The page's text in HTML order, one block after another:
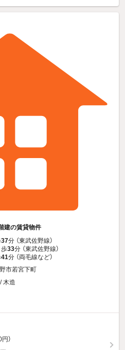
建の賃貸物件
37分 （東武佐野線）
33分 （東武佐野線）
41分 （両毛線など）
市若宮下町
木造
）